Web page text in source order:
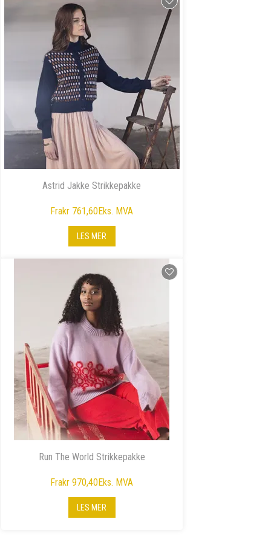
Astrid Jakke Strikkepakke
Frakr 761,60Eks. MVA
LES MER
Run The World Strikkepakke
Frakr 970,40Eks. MVA
LES MER